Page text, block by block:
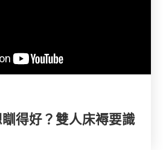
瞓得好？雙人床褥要識